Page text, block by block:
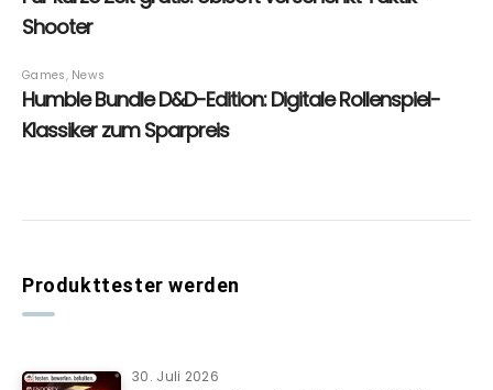
Produkttester werden
30. Juli 2026